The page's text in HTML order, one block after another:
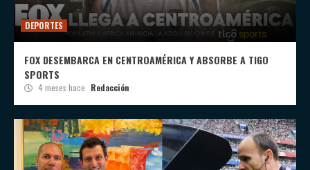
DEPORTES
FOX DESEMBARCA EN CENTROAMÉRICA Y ABSORBE A TIGO
SPORTS
4 meses hace Redacción